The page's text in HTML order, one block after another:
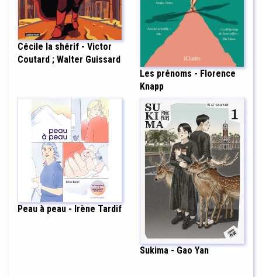
Cécile la shérif - Victor
Coutard ; Walter Guissard
Les prénoms - Florence
Knapp
Peau à peau - Irène Tardif
Sukima - Gao Yan